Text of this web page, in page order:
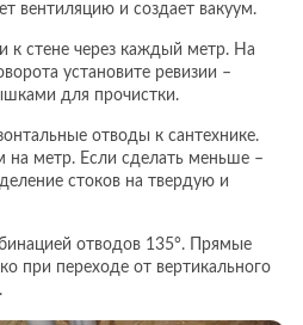
вентиляцию и создает вакуум.
к стене через каждый метр. На
установите ревизии –
для прочистки.
отводы к сантехнике.
на метр. Если сделать меньше –
стоков на твердую и
отводов 135°. Прямые
при переходе от вертикального